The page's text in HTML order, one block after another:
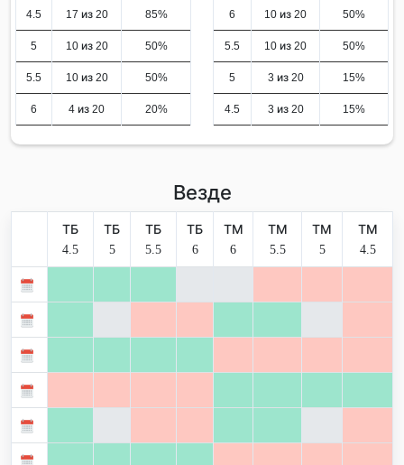
4.5 17 из 20 85%
5 10 из 20 50%
5.5 10 из 20 50%
6 4 из 20 20%
6 10 из 20 50%
5.5 10 из 20 50%
5 3 из 20 15%
4.5 3 из 20 15%
Везде
ТБ
4.5
ТБ
5
ТБ
5.5
ТБ
6
ТМ
6
ТМ
5.5
ТМ
5
ТМ
4.5